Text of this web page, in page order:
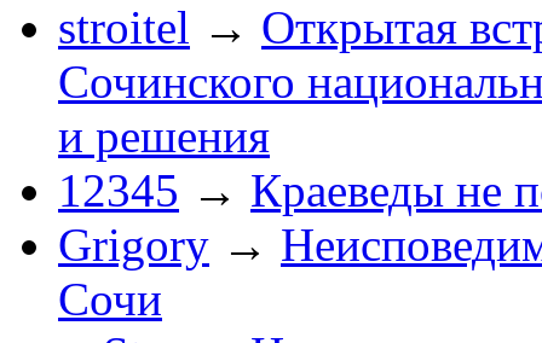
stroitel → Открытая
Сочинского
и решения
12345 → Краеведы не
Grigory →
Сочи